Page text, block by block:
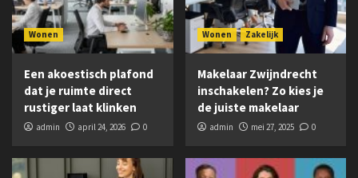
Wonen
Een akoestisch plafond
dat je ruimte direct
rustiger laat klinken
admin april 24, 2026 0
Wonen Zakelijk
Makelaar Zwijndrecht
inschakelen? Zo kies je
de juiste makelaar
admin mei 27, 2025 0